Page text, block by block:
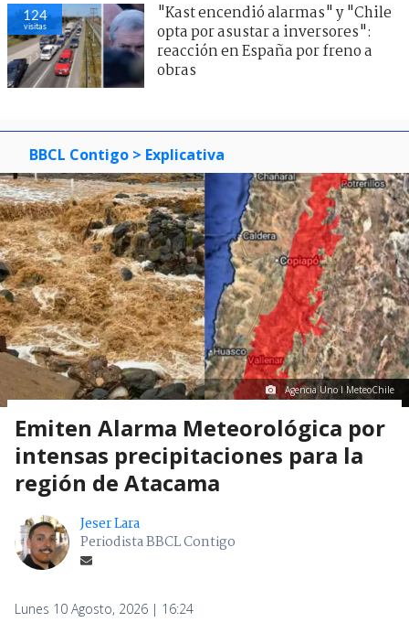
124
visitas
"Kast encendió alarmas" y "Chile
opta por asustar a inversores":
reacción en España por freno a
obras
BBCL Contigo > Explicativa
Agencia Uno I MeteoChile
Emiten Alarma Meteorológica por
intensas precipitaciones para la
región de Atacama
Jeser Lara
Periodista BBCL Contigo
Lunes 10 Agosto, 2026 | 16:24